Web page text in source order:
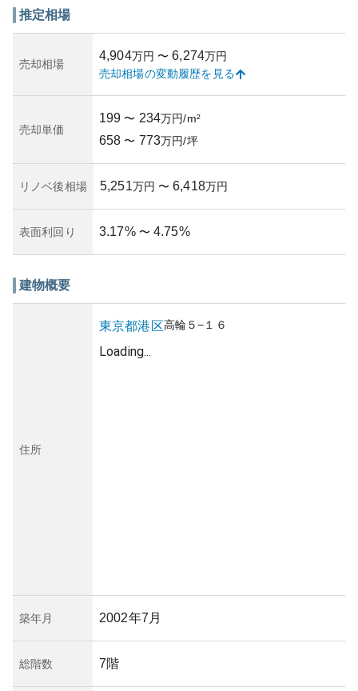
資産性の観点からは、高輪は人気のあるエリアであるた
注意が必要です。所有リスクとしては、人口減少の影響で
将来的な需要の変化が懸念されることがありますが、高輪
のブランド力がリスクを緩和する要因となります。
は、快適な都市生活を求める方におすすめできるマンショ
ンと言えるでしょう。
推定相場
売却相場
4,904万円 〜 6,274万円
売却相場の変動履歴を見る
売却単価
199 〜 234万円/m²
658 〜 773万円/坪
リノベ後相場 5,251万円 〜 6,418万円
表面利回り 3.17% 〜 4.75%
建物概要
住所
東京都港区高輪 ５−１６
Loading...
築年月 2002年7月
総階数 7階